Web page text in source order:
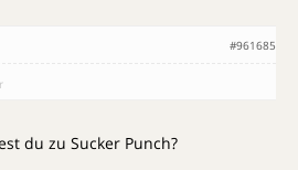
#961685
du zu Sucker Punch?